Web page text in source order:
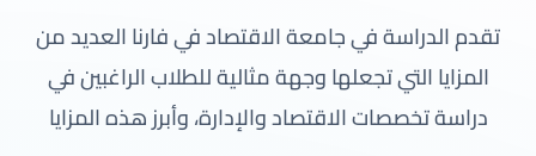
تقدم الدراسة في جامعة الاقتصاد في فارنا العديد من
المزايا التي تجعلها وجهة مثالية للطلاب الراغبين في
دراسة تخصصات الاقتصاد والإدارة، وأبرز هذه المزايا